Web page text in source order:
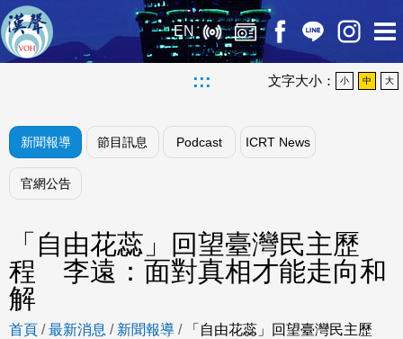
EN
::: 文字大小： 小 中 大
新聞報導 節目訊息 Podcast ICRT News
官網公告
「自由花蕊」回望臺灣民主歷
程 李遠：面對真相才能走向和
解
首頁 /最新消息 / 新聞報導 /
「自由花蕊」回望臺灣民主歷